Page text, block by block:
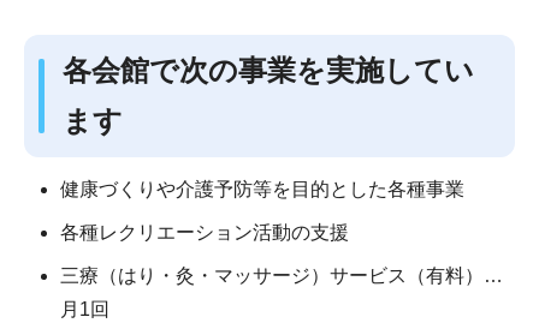
各会館で次の事業を実施してい
ます
健康づくりや介護予防等を目的とした各種事業
各種レクリエーション活動の支援
三療（はり・灸・マッサージ）サービス（有料）…
月1回